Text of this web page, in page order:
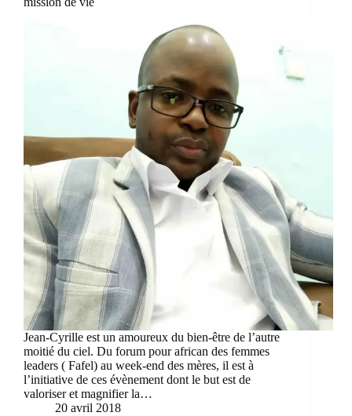
Jean-Cyrille est un amoureux du bien-être de l’autre
moitié du ciel. Du forum pour african des femmes
leaders ( Fafel) au week-end des mères, il est à
l’initiative de ces évènement dont le but est de
valoriser et magnifier la…
20 avril 2018